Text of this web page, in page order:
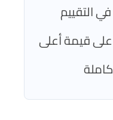
التقييم
قيمة أعلى